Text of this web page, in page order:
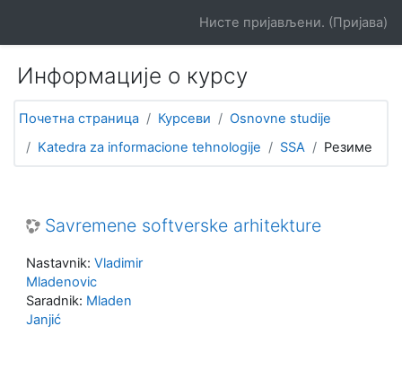
Нисте пријављени. (Пријава)
Информације о курсу
Почетна страница Курсеви
Osnovne studije
Katedra za informacione tehnologije
SSA Резиме
Savremene softverske arhitekture
Nastavnik: Vladimir
Mladenovic
Saradnik: Mladen
Janjić